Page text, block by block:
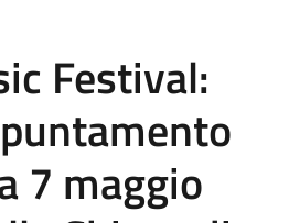
Festival:
7 maggio